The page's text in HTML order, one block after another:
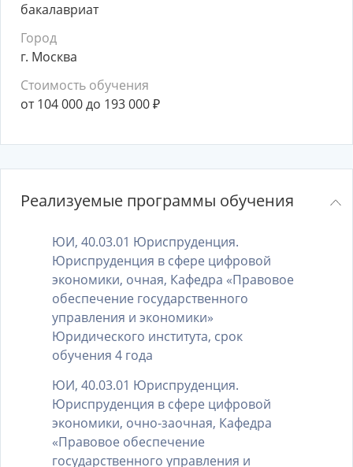
бакалавриат
Город
г. Москва
Стоимость обучения
от 104 000 до 193 000₽
Реализуемые программы обучения
ЮИ, 40.03.01 Юриспруденция.
Юриспруденция в сфере цифровой
экономики, очная, Кафедра «Правовое
обеспечение государственного
управления и экономики»
Юридического института, срок
обучения 4 года
ЮИ, 40.03.01 Юриспруденция.
Юриспруденция в сфере цифровой
экономики, очно-заочная, Кафедра
«Правовое обеспечение
государственного управления и